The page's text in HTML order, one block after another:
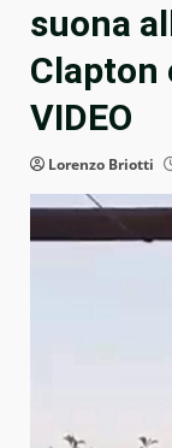
suona
Clapton
VIDEO
Lorenzo Briotti